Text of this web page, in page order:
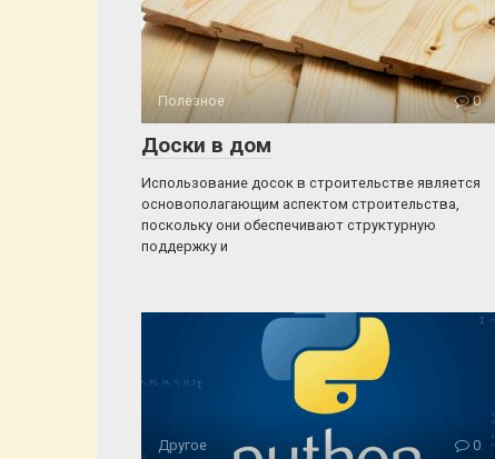
Полезное 0
Доски в дом
Использование досок в строительстве является
основополагающим аспектом строительства,
поскольку они обеспечивают структурную
поддержку и
Другое 0